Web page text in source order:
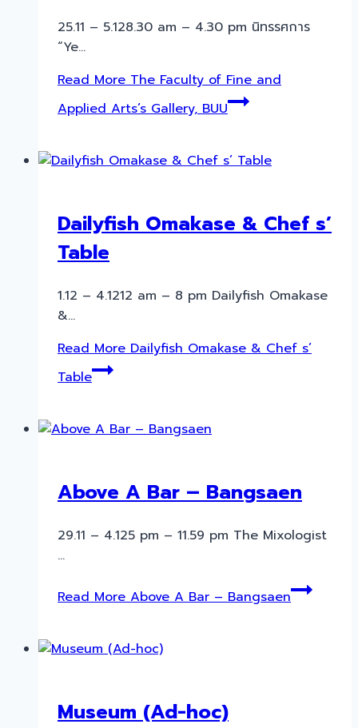
25.11 – 5.128.30 am – 4.30 pm นิทรรศการ
“Ye…
Read MoreThe Faculty of Fine and
Applied Arts’s Gallery, BUU
Dailyfish Omakase & Chef s’
Table
1.12 – 4.1212 am – 8 pm Dailyfish Omakase
&…
Read MoreDailyfish Omakase & Chef s’
Table
Above A Bar – Bangsaen
29.11 – 4.125 pm – 11.59 pm The Mixologist
…
Read MoreAbove A Bar – Bangsaen
Museum (Ad-hoc)